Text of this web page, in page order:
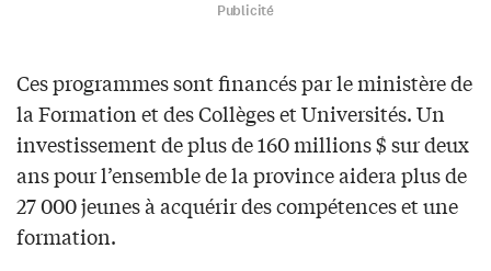
Publicité
Ces programmes sont financés par le ministère de
la Formation et des Collèges et Universités. Un
investissement de plus de 160 millions $ sur deux
ans pour l’ensemble de la province aidera plus de
27 000 jeunes à acquérir des compétences et une
formation.